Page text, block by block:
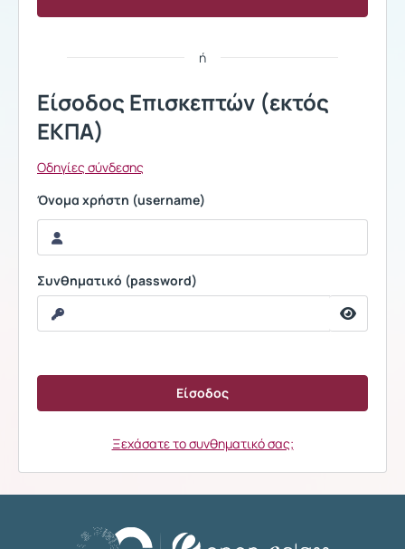
ή
Είσοδος Επισκεπτών (εκτός
ΕΚΠΑ)
Οδηγίες σύνδεσης
Όνομα χρήστη (username)
Συνθηματικό (password)
Ξεχάσατε το συνθηματικό σας;